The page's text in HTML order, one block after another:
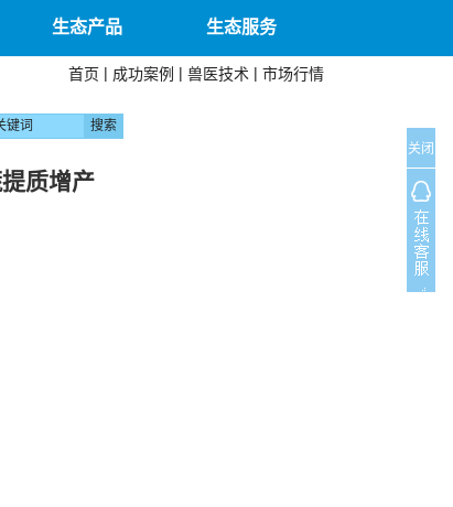
生态产品 生态服务
首页 | 成功案例 | 兽医技术 | 市场行情
质增产
关闭